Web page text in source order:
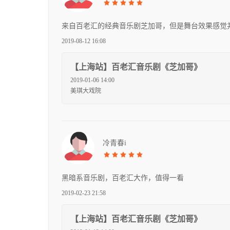
来自百老汇的经典音乐剧芝加哥，但是舞台效果感觉
2019-08-12 16:08
【上海站】百老汇音乐剧《芝加哥》
2019-01-06 14:00
美琪大戏院
冷青春i
黑暗系音乐剧，百老汇大作，值得一看
2019-02-23 21:58
【上海站】百老汇音乐剧《芝加哥》